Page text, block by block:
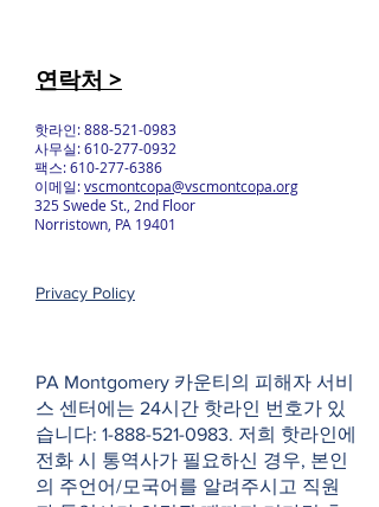
연락처 >
핫라인:888-521-0983
사무실:610-277-0932
팩스:610-277-6386
이메일:vscmontcopa@vscmontcopa.org
325 Swede St., 2nd Floor
Norristown, PA 19401
Privacy Policy
PA Montgomery 카운티의 피해자 서비
스 센터에는 24시간 핫라인 번호가 있
습니다: 1-888-521-0983. 저희 핫라인에
전화 시 통역사가 필요하신 경우, 본인
의 주언어/모국어를 알려주시고 직원